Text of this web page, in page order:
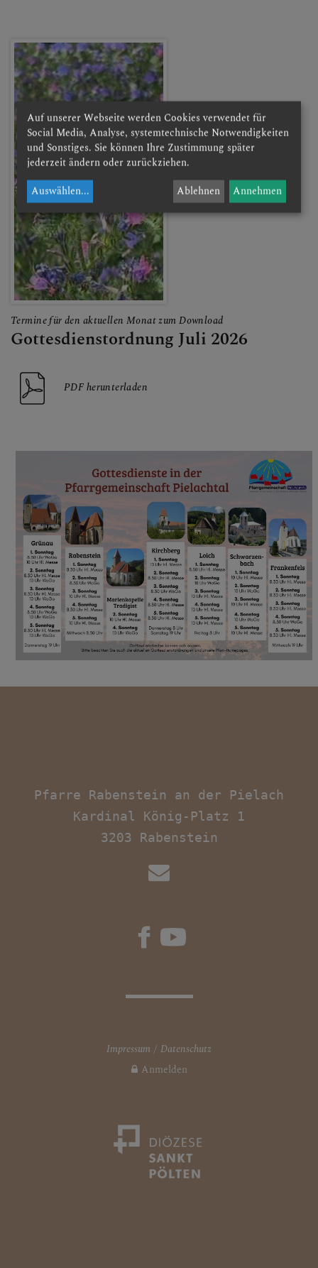
Termine für den aktuellen Monat zum Download
Gottesdienstordnung Juli 2026
PDF herunterladen
Pfarre Rabenstein an der Pielach
Kardinal König-Platz 1
Impressum
Datenschutz
Anmelden
Auf unserer Webseite werden Cookies verwendet für
Social Media, Analyse, systemtechnische Notwendigkeiten
und Sonstiges. Sie können Ihre Zustimmung später
jederzeit ändern oder zurückziehen.
Auswählen... Ablehnen Annehmen